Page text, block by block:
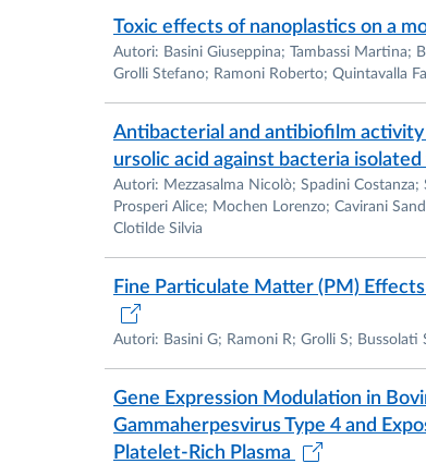
Toxic effects of nanoplastics on a
Autori: Basini Giuseppina; Tambassi Martina;
Grolli Stefano; Ramoni Roberto; Quintavalla
Antibacterial and antibiofilm activity
ursolic acid against bacteria
Autori: Mezzasalma Nicolò; Spadini
Prosperi Alice; Mochen Lorenzo; Cavirani
Clotilde Silvia
Fine Particulate Matter (PM)
Autori: Basini G; Ramoni R; Grolli S; Bussolati
Gene Expression Modulation in
Gammaherpesvirus Type 4 and
Platelet-Rich Plasma